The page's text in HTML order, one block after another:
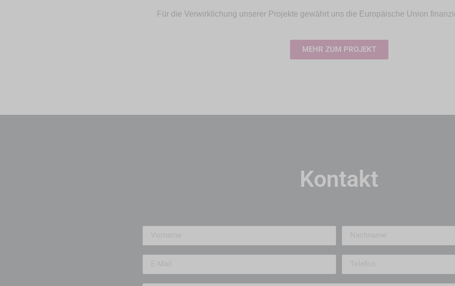
Für die Verwirklichung unserer Projekte gewährt uns die Europäische Union
MEHR ZUM PROJEKT
Kontakt